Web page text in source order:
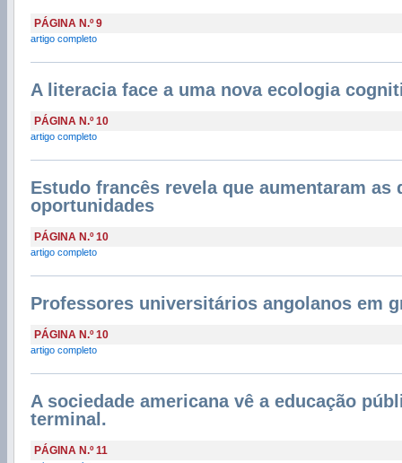
PÁGINA N.º 9
artigo completo
A literacia face a uma nova ecologia
PÁGINA N.º 10
artigo completo
Estudo francês revela que aumentaram as
oportunidades
PÁGINA N.º 10
artigo completo
Professores universitários angolanos em
PÁGINA N.º 10
artigo completo
A sociedade americana vê a educação
terminal.
PÁGINA N.º 11